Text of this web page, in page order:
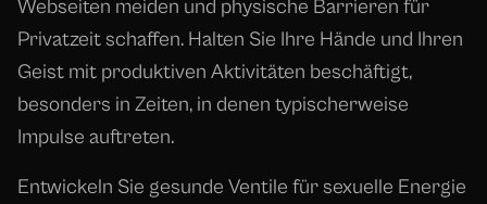
Webseiten meiden und physische Barrieren für
Privatzeit schaffen. Halten Sie Ihre Hände und Ihren
Geist mit produktiven Aktivitäten beschäftigt,
besonders in Zeiten, in denen typischerweise
Impulse auftreten.
Entwickeln Sie gesunde Ventile für sexuelle Energie